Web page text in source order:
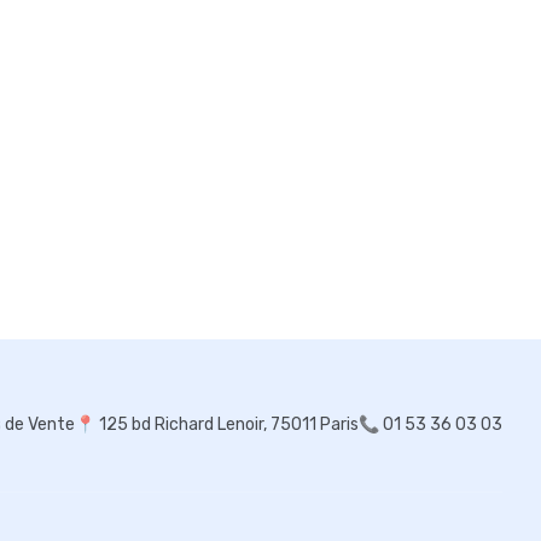
de Vente 📍 125 bd Richard Lenoir, 75011 Paris📞 01 53 36 03 03